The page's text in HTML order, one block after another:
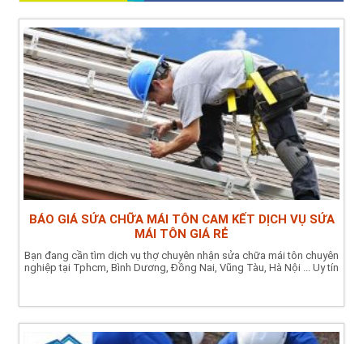
BÁO GIÁ SỬA CHỮA MÁI TÔN CAM KẾT DỊCH VỤ SỬA
MÁI TÔN GIÁ RẺ
Bạn đang cần tìm dịch vụ thợ chuyên nhận sửa chữa mái tôn chuyên
nghiệp tại Tphcm, Bình Dương, Đồng Nai, Vũng Tàu, Hà Nội ... Uy tín